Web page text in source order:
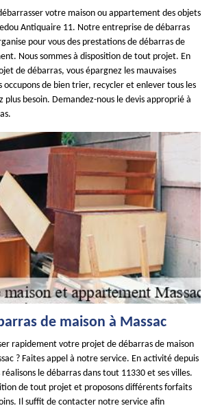
votre maison ou appartement des objets
Antiquaire 11. Notre entreprise de débarras
pour vous des prestations de débarras de
Nous sommes à disposition de tout projet. En
de débarras, vous épargnez les mauvaises
occupons de bien trier, recycler et enlever tous les
plus besoin. Demandez-nous le devis approprié à
de maison à Massac
rapidement votre projet de débarras de maison
? Faites appel à notre service. En activité depuis
le débarras dans tout 11330 et ses villes.
de tout projet et proposons différents forfaits
Il suffit de contacter notre service afin